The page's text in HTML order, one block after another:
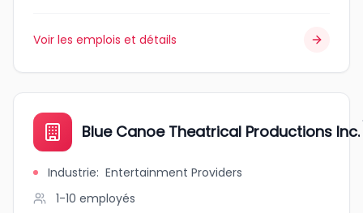
Voir les emplois et détails
Blue Canoe Theatrical Productions Inc.
Industrie: Entertainment Providers
1-10 employés